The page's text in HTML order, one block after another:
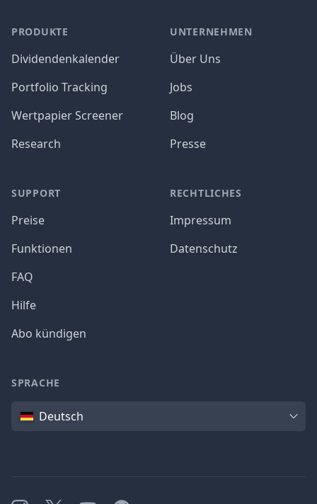
PRODUKTE
Dividendenkalender
Portfolio Tracking
Wertpapier Screener
Research
SUPPORT
Preise
Funktionen
FAQ
Hilfe
Abo kündigen
UNTERNEHMEN
Über Uns
Jobs
Blog
Presse
RECHTLICHES
Impressum
Datenschutz
SPRACHE
SpracheDeutsch